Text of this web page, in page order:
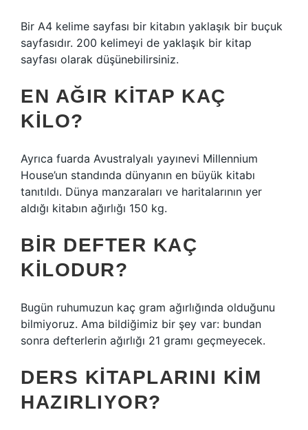
Bir A4 kelime sayfası bir kitabın yaklaşık bir buçuk
sayfasıdır. 200 kelimeyi de yaklaşık bir kitap
sayfası olarak düşünebilirsiniz.
EN AĞIR KITAP KAÇ
KILO?
Ayrıca fuarda Avustralyalı yayınevi Millennium
House’un standında dünyanın en büyük kitabı
tanıtıldı. Dünya manzaraları ve haritalarının yer
aldığı kitabın ağırlığı 150 kg.
BIR DEFTER KAÇ
KILODUR?
Bugün ruhumuzun kaç gram ağırlığında olduğunu
bilmiyoruz. Ama bildiğimiz bir şey var: bundan
sonra defterlerin ağırlığı 21 gramı geçmeyecek.
DERS KITAPLARINI KIM
HAZIRLIYOR?